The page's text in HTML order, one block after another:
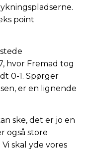
point
hvor Fremad tog
0-1. Spørger
er en lignende
ske, det er jo en
også store
skal yde vores